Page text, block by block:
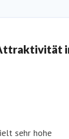
sehr hohe